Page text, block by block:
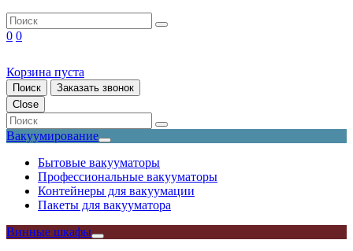
0 0
Корзина пуста
Поиск
Заказать звонок
Close
Вакуумирование
Бытовые вакууматоры
Профессиональные вакууматоры
Контейнеры для вакуумации
Пакеты для вакууматора
Винные шкафы